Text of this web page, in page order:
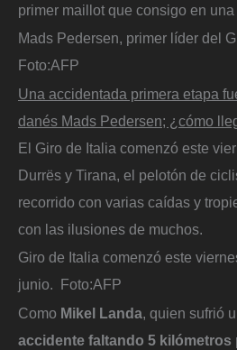
primer maillot que consigo en una
Mads Pedersen, primer líder del
Foto:AFP
Una accidentada primera etapa
danés Mads Pedersen; ¿cómo
El Giro de Italia comenzó este
Durrës y Tirana, el pelotón de
recorrido con varias caídas y
con las ilusiones de muchos.
Giro de Italia comenzó este
junio.
Foto:AFP
Como Mikel Landa, quien sufrió
accidente faltando 5 kilómetros